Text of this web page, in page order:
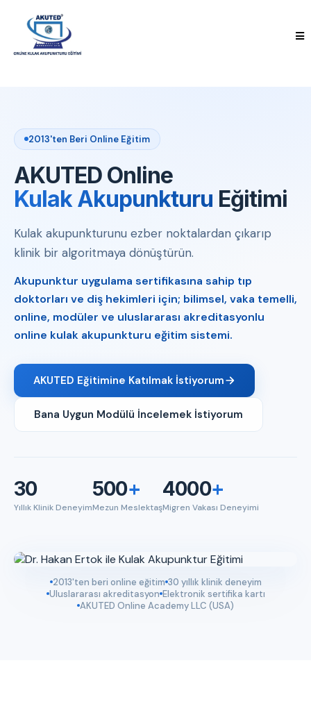
2013'ten Beri Online Eğitim
AKUTED Online
Kulak Akupunkturu Eğitimi
Kulak akupunkturunu ezber noktalardan çıkarıp
klinik bir algoritmaya dönüştürün.
Akupunktur uygulama sertifikasına sahip tıp
doktorları ve diş hekimleri için; bilimsel, vaka temelli,
online, modüler ve uluslararası akreditasyonlu
online kulak akupunkturu eğitim sistemi.
AKUTED Eğitimine Katılmak İstiyorum
Bana Uygun Modülü İncelemek İstiyorum
30
Yıllık Klinik Deneyim
500+
Mezun Meslektaş
4000+
Migren Vakası Deneyimi
2013'ten beri online eğitim 30 yıllık klinik deneyim
Uluslararası akreditasyon Elektronik sertifika kartı
AKUTED Online Academy LLC (USA)